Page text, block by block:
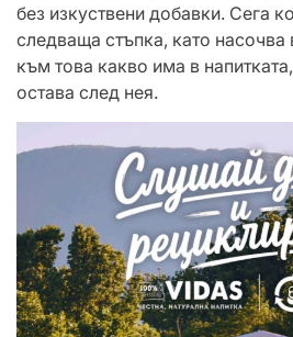
без изкуствени добавки. Сега
следваща стъпка, като
към това какво има в
остава след нея.